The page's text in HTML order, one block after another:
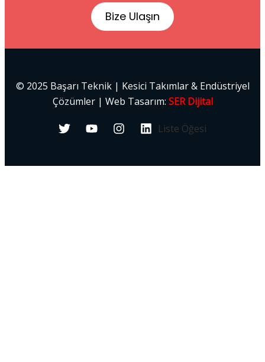
Bize Ulaşın
© 2025 Başarı Teknik | Kesici Takımlar & Endüstriyel
Çözümler | Web Tasarım: SER Dijital
Liste Öğesi